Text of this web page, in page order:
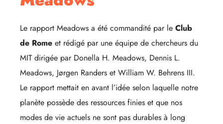
Le rapport Meadows a été commandité par le Club
de Rome et rédigé par une équipe de chercheurs du
MIT dirigée par Donella H. Meadows, Dennis L.
Meadows, Jørgen Randers et William W. Behrens III.
Le rapport mettait en avant l’idée selon laquelle notre
planète possède des ressources finies et que nos
modes de vie actuels ne sont pas durables à long